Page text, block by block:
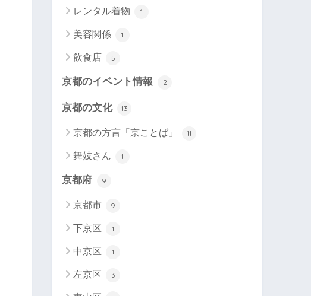
レンタル着物 1
美容関係 1
飲食店 5
京都のイベント情報 2
京都の文化 13
京都の方言「京ことば」 11
舞妓さん 1
京都府 9
京都市 9
下京区 1
中京区 1
左京区 3